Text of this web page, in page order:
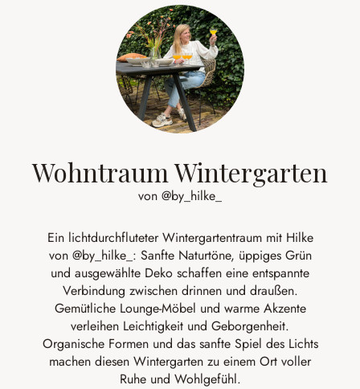
Wohntraum Wintergarten
von @by_hilke_
Ein lichtdurchfluteter Wintergartentraum mit Hilke
von @by_hilke_ : Sanfte Naturtöne, üppiges Grün
und ausgewählte Deko schaffen eine entspannte
Verbindung zwischen drinnen und draußen.
Gemütliche Lounge-Möbel und warme Akzente
verleihen Leichtigkeit und Geborgenheit.
Organische Formen und das sanfte Spiel des Lichts
machen diesen Wintergarten zu einem Ort voller
Ruhe und Wohlgefühl.